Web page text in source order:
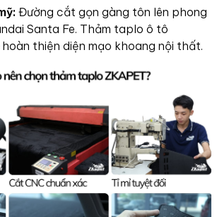
Đường cắt gọn gàng tôn lên phong
Santa Fe. Thảm taplo ô tô
hoàn thiện diện mạo khoang nội thất.